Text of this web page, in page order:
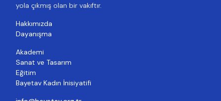
yola çıkmış olan bir vakıftır.
Hakkımızda
Dayanışma
Akademi
Sanat ve Tasarım
Eğitim
Bayetav Kadın İnisiyatifi